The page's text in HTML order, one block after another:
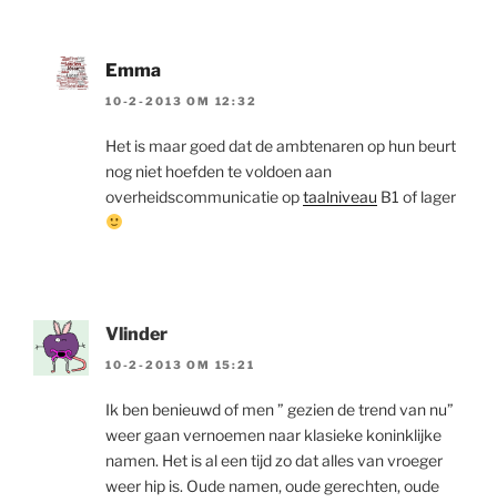
Emma
10-2-2013 OM 12:32
Het is maar goed dat de ambtenaren op hun beurt
nog niet hoefden te voldoen aan
overheidscommunicatie optaalniveau B1 of lager
Vlinder
10-2-2013 OM 15:21
Ik ben benieuwd of men ” gezien de trend van nu”
weer gaan vernoemen naar klasieke koninklijke
namen. Het is al een tijd zo dat alles van vroeger
weer hip is. Oude namen, oude gerechten, oude